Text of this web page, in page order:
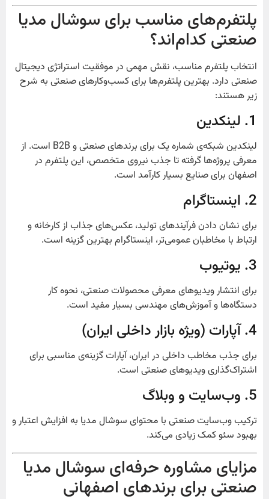
پلتفرم‌های مناسب برای سوشال مدیا
صنعتی کدام‌اند؟
انتخاب پلتفرم مناسب، نقش مهمی در موفقیت استراتژی دیجیتال
صنعتی دارد. بهترین پلتفرم‌ها برای کسب‌وکارهای صنعتی به شرح
زیر هستند:
1. لینکدین
لینکدین شبکه‌ی شماره یک برای برندهای صنعتی و B2B است. از
معرفی پروژه‌ها گرفته تا جذب نیروی متخصص، این پلتفرم در
اصفهان برای صنایع بسیار کارآمد است.
2. اینستاگرام
برای نشان دادن فرآیندهای تولید، عکس‌های جذاب از کارخانه و
ارتباط با مخاطبان عمومی‌تر، اینستاگرام بهترین گزینه است.
3. یوتیوب
برای انتشار ویدیوهای معرفی محصولات صنعتی، نحوه کار
دستگاه‌ها و آموزش‌های مهندسی بسیار مفید است.
4. آپارات (ویژه بازار داخلی ایران)
برای جذب مخاطب داخلی در ایران، آپارات گزینه‌ی مناسبی برای
اشتراک‌گذاری ویدیوهای صنعتی است.
5. وب‌سایت و وبلاگ
ترکیب وب‌سایت صنعتی با محتوای سوشال مدیا به افزایش اعتبار و
بهبود سئو کمک زیادی می‌کند.
مزایای مشاوره حرفه‌ای سوشال مدیا
صنعتی برای برندهای اصفهانی